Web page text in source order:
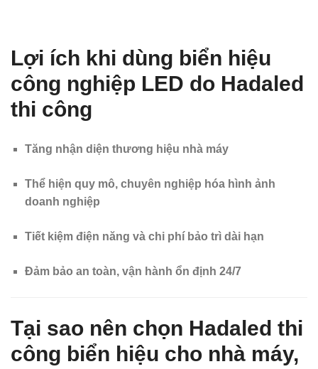
Lợi ích khi dùng biển hiệu
công nghiệp LED do Hadaled
thi công
Tăng nhận diện thương hiệu nhà máy
Thể hiện quy mô, chuyên nghiệp hóa hình ảnh
doanh nghiệp
Tiết kiệm điện năng và chi phí bảo trì dài hạn
Đảm bảo an toàn, vận hành ổn định 24/7
Tại sao nên chọn Hadaled thi
công biển hiệu cho nhà máy,